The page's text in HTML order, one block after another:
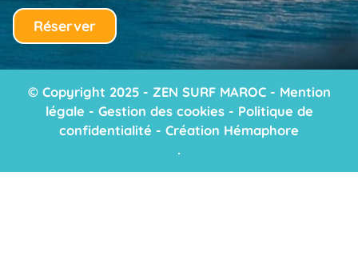
Réserver
© Copyright 2025 - ZEN SURF MAROC - Mention
légale - Gestion des cookies- Politique de
confidentialité - Création Hémaphore
.